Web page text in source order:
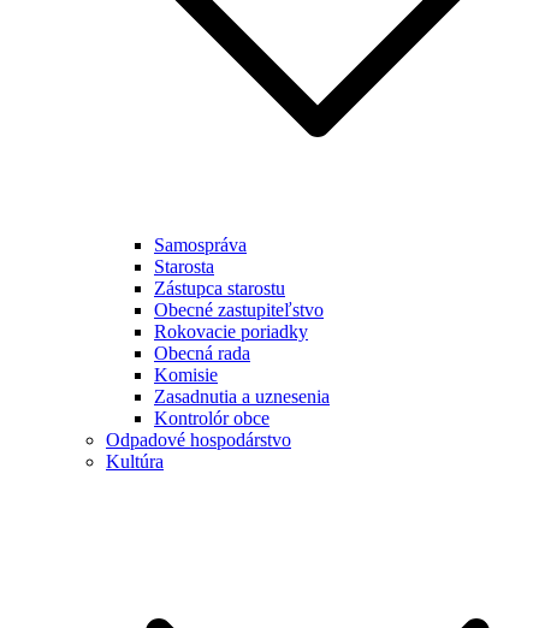
Samospráva
Starosta
Zástupca starostu
Obecné zastupiteľstvo
Rokovacie poriadky
Obecná rada
Komisie
Zasadnutia a uznesenia
Kontrolór obce
Odpadové hospodárstvo
Kultúra